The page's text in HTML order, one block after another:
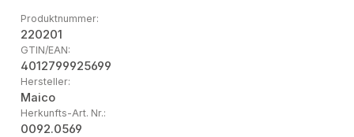
Produktnummer:
220201
GTIN/EAN:
4012799925699
Hersteller:
Maico
Herkunfts-Art. Nr.:
0092.0569